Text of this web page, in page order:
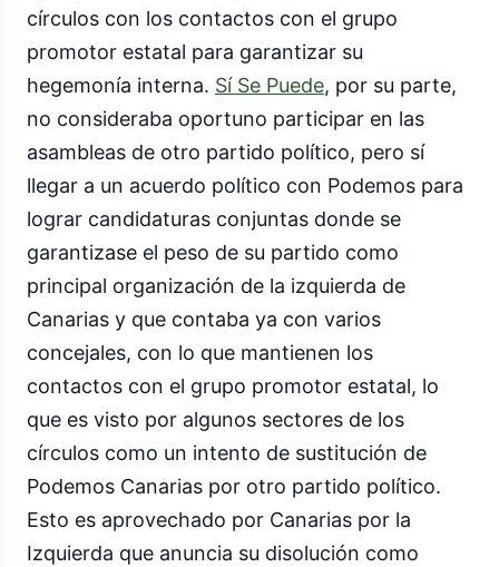
círculos con los contactos con el grupo
promotor estatal para garantizar su
hegemonía interna. Sí Se Puede, por su parte,
no consideraba oportuno participar en las
asambleas de otro partido político, pero sí
llegar a un acuerdo político con Podemos para
lograr candidaturas conjuntas donde se
garantizase el peso de su partido como
principal organización de la izquierda de
Canarias y que contaba ya con varios
concejales, con lo que mantienen los
contactos con el grupo promotor estatal, lo
que es visto por algunos sectores de los
círculos como un intento de sustitución de
Podemos Canarias por otro partido político.
Esto es aprovechado por Canarias por la
Izquierda que anuncia su disolución como